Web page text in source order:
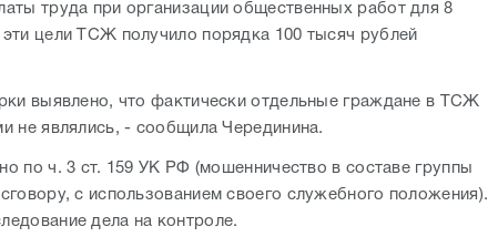
труда при организации общественных работ для 8
цели ТСЖ получило порядка 100 тысяч рублей
выявлено, что фактически отдельные граждане в ТСЖ
не являлись, - сообщила Черединина.
по ч. 3 ст. 159 УК РФ (мошенничество в составе группы
с использованием своего служебного положения).
дела на контроле.